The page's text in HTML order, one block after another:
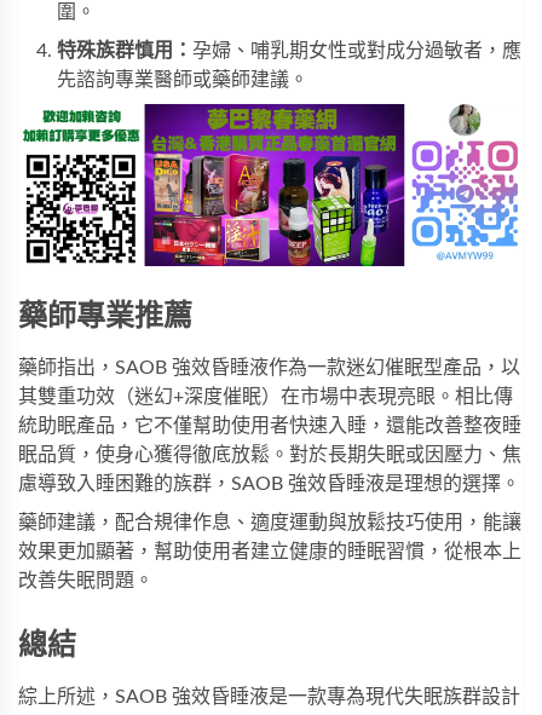
圍。
特殊族群慎用： 孕婦、哺乳期女性或對成分過敏者，應
先諮詢專業醫師或藥師建議。
藥師專業推薦
藥師指出，SAOB 強效昏睡液作為一款迷幻催眠型產品，以
其雙重功效（迷幻+深度催眠）在市場中表現亮眼。相比傳
統助眠產品，它不僅幫助使用者快速入睡，還能改善整夜睡
眠品質，使身心獲得徹底放鬆。對於長期失眠或因壓力、焦
慮導致入睡困難的族群，SAOB 強效昏睡液是理想的選擇。
藥師建議，配合規律作息、適度運動與放鬆技巧使用，能讓
效果更加顯著，幫助使用者建立健康的睡眠習慣，從根本上
改善失眠問題。
總結
綜上所述，SAOB 強效昏睡液是一款專為現代失眠族群設計